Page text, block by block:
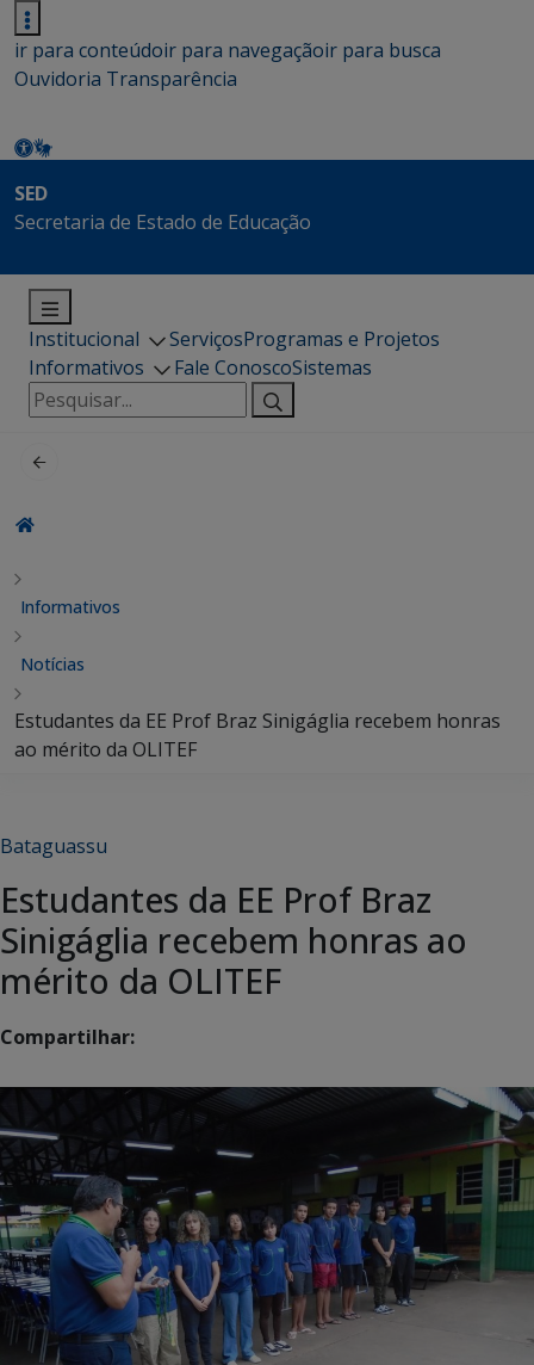
ir para conteúdoir para navegaçãoir para busca
Ouvidoria Transparência
SED
Secretaria de Estado de Educação
Institucional ServiçosProgramas e Projetos
Informativos
Fale ConoscoSistemas
Pesquisar
por:
Informativos
Notícias
Estudantes da EE Prof Braz Sinigáglia recebem honras
ao mérito da OLITEF
Bataguassu
Estudantes da EE Prof Braz
Sinigáglia recebem honras ao
mérito da OLITEF
Compartilhar: